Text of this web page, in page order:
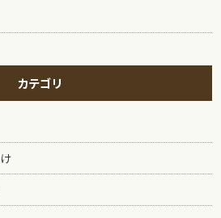
カテゴリ